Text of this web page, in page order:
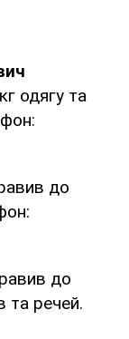
одягу та
до
до
та речей.